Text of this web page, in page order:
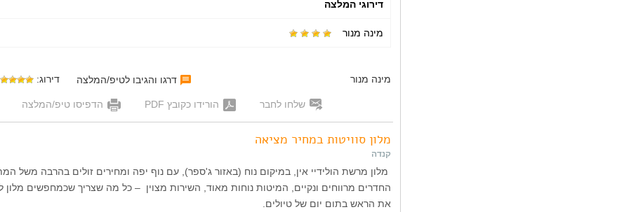
דירוגי המלצה
מינה מנור
מינה מנור דרגו והגיבו לטיפ/המלצה דירוג:
שלחו לחבר הורידו כקובץ PDF הדפיסו טיפ/המלצה
מלון סוויטות במחיר מציאה
קנדה
מלון מרשת הולידיי אין, במיקום נוח (באזור ג'ספר), עם נוף יפה ומחירים זולים בהרבה משל
החדרים מרווחים ונקיים, המיטות נוחות מאוד, השירות מצוין – כל מה שצריך שכמחפשים מלון
את הראש בתום יום של טיולים.